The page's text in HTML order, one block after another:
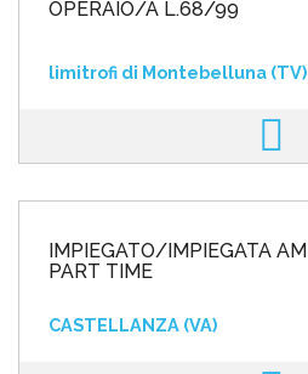
OPERAIO/A L.68/99
limitrofi di Montebelluna (TV)
IMPIEGATO/IMPIEGATA
PART TIME
CASTELLANZA (VA)